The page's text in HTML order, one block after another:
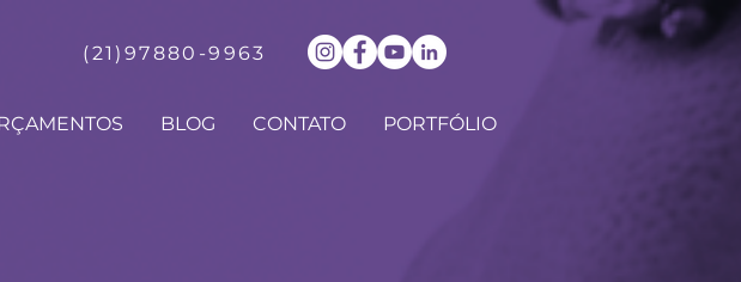
(21)97880-9963
BLOG CONTATO PORTFÓLIO